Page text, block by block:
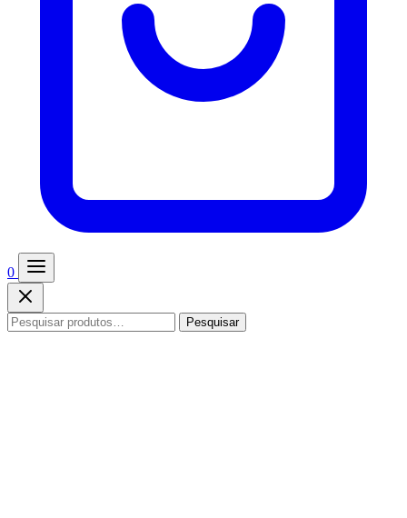
0
Pesquisar